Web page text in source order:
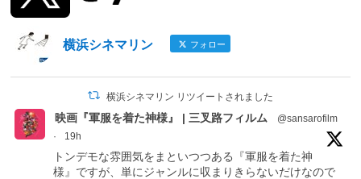
横浜シネマリン フォロー
横浜シネマリン リツイートされました
映画『軍服を着た神様』 | 三叉路フィルム
@sansarofilm
·
19h
トンデモな雰囲気をまといつつある『軍服を着た神
様』ですが、単にジャンルに収まりきらないだけなので